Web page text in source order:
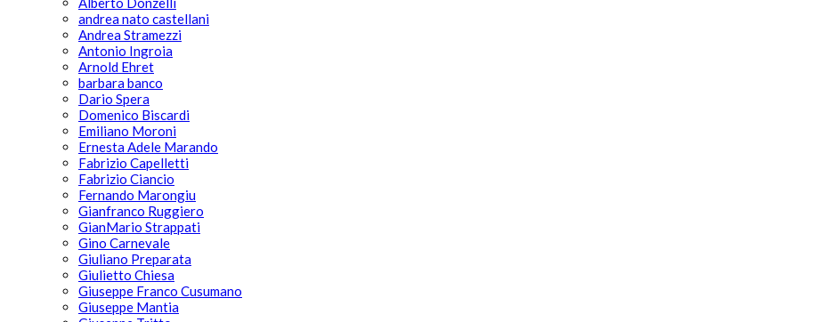
andrea nato castellani
Andrea Stramezzi
Antonio Ingroia
Arnold Ehret
barbara banco
Dario Spera
Domenico Biscardi
Emiliano Moroni
Ernesta Adele Marando
Fabrizio Capelletti
Fabrizio Ciancio
Fernando Marongiu
Gianfranco Ruggiero
GianMario Strappati
Gino Carnevale
Giuliano Preparata
Giulietto Chiesa
Giuseppe Franco Cusumano
Giuseppe Mantia